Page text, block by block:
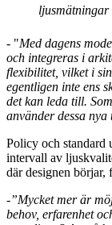
- "Med dagens
och integreras i
flexibilitet, vilket i
egentligen inte ens
det kan leda till.
använder dessa nya
Policy och standard
intervall av
där designen börjar,
-”Mycket mer är
behov, erfarenhet